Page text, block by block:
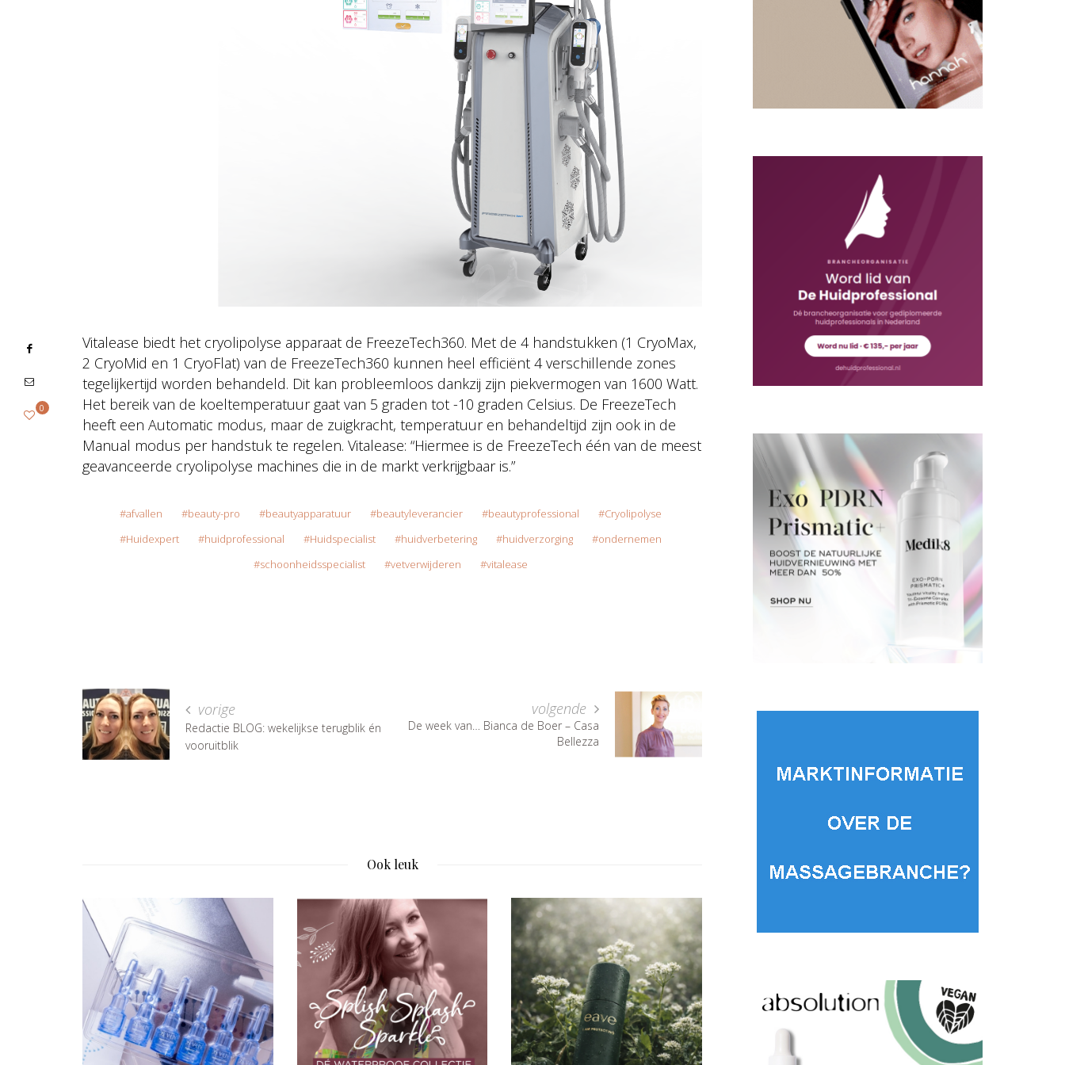
Vitalease biedt het cryolipolyse apparaat de FreezeTech360. Met de 4 handstukken (1 CryoMax,
2 CryoMid en 1 CryoFlat) van de FreezeTech360 kunnen heel efficiënt 4 verschillende zones
tegelijkertijd worden behandeld. Dit kan probleemloos dankzij zijn piekvermogen van 1600 Watt.
Het bereik van de koeltemperatuur gaat van 5 graden tot -10 graden Celsius. De FreezeTech
heeft een Automatic modus, maar de zuigkracht, temperatuur en behandeltijd zijn ook in de
Manual modus per handstuk te regelen. Vitalease: “Hiermee is de FreezeTech één van de meest
geavanceerde cryolipolyse machines die in de markt verkrijgbaar is.”
0
afvallen beauty-pro beautyapparatuur beautyleverancier beautyprofessional
Cryolipolyse
Huidexpert
huidprofessional Huidspecialist huidverbetering huidverzorging
ondernemen
schoonheidsspecialist
vetverwijderen vitalease
vorige
Redactie BLOG: wekelijkse terugblik én
vooruitblik
volgende
De week van… Bianca de Boer – Casa
Bellezza
Ook leuk